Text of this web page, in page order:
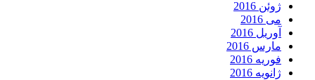
ژوئن 2016
می 2016
آوریل 2016
مارس 2016
فوریه 2016
ژانویه 2016